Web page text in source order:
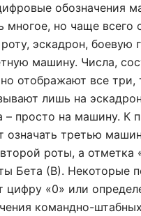
обозначения
многое, но чаще
эскадрон, боевую
машину. Числа,
отображают все три,
лишь на
– просто на машину. К
означать третью
роты, а отметка
Бета (В). Некоторые
цифру «0» или
командно-